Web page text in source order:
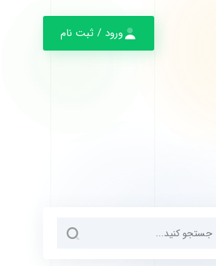
ورود / ثبت نام